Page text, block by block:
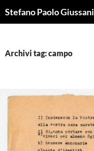
alStefano Paolo Giussani
Archivi tag: campo